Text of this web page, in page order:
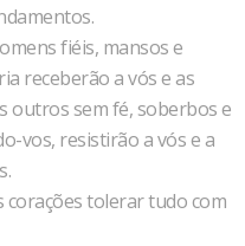
fiéis, mansos e
receberão a vós e as
outros sem fé, soberbos e
vos, resistirão a vós e a
corações tolerar tudo com